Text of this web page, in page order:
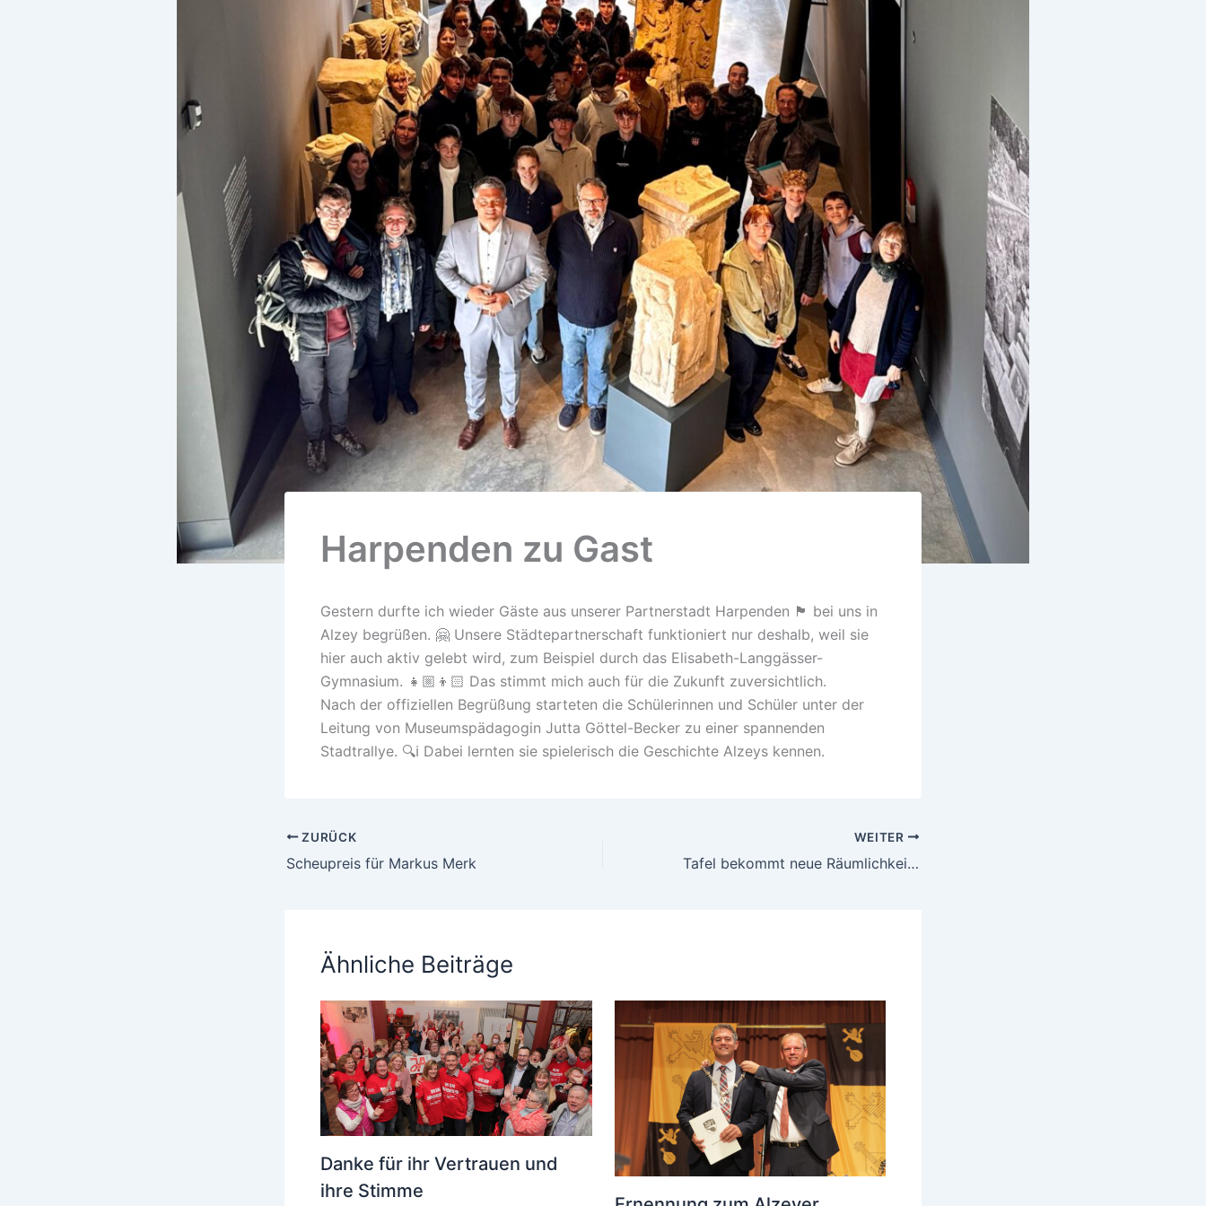
Harpenden zu Gast
Gestern durfte ich wieder Gäste aus unserer Partnerstadt Harpenden 🏴󠁧󠁢󠁥󠁮󠁧󠁿 bei uns in
Alzey begrüßen. 🤗 Unsere Städtepartnerschaft funktioniert nur deshalb, weil sie
hier auch aktiv gelebt wird, zum Beispiel durch das Elisabeth-Langgässer-
Gymnasium. 👧🏼👦🏻 Das stimmt mich auch für die Zukunft zuversichtlich.
Nach der offiziellen Begrüßung starteten die Schülerinnen und Schüler unter der
Leitung von Museumspädagogin Jutta Göttel-Becker zu einer spannenden
Stadtrallye. 🔍ℹ️ Dabei lernten sie spielerisch die Geschichte Alzeys kennen.
ZURÜCK
Scheupreis für Markus Merk
WEITER
Tafel bekommt neue Räumlichkeiten
Ähnliche Beiträge
Danke für ihr Vertrauen und
ihre Stimme